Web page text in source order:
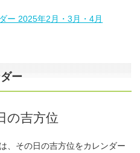
ー 2025年2月・3月・4月
ー
の吉方位
、その日の吉方位をカレンダー